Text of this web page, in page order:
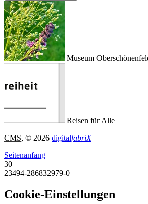
Museum
Reisen für Alle
CMS, © 2026 digitalfabriX
Seitenanfang
30
23494-286832979-0
Cookie-Einstellungen